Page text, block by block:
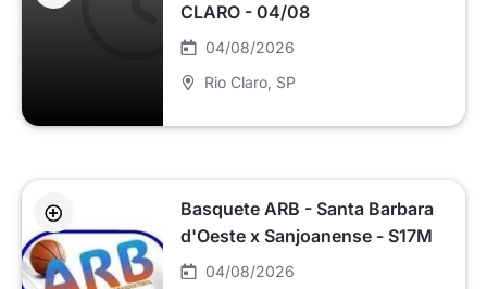
CLARO - 04/08
04/08/2026
Rio Claro , SP
Basquete ARB - Santa Barbara
d'Oeste x Sanjoanense - S17M
04/08/2026